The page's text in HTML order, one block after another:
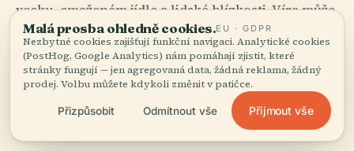
vosku, smaženém jídle a lidské blízkosti. Víra může
být vážná. A taky může tleskat.
Data Darbar v Lahore přijímá poutníky, prosebníky,
loudaly, matky s dětmi, studenty před zkouškami i
muže, jejichž tváře říkají, že už zkusili všechno
ostatní. Táž země, která si cení decoru, zná i
Malá prosba ohledně cookies.EU · GDPR
Nezbytné cookies zajišťují funkční navigaci. Analytické cookies
(PostHog, Google Analytics) nám pomáhají zjistit, které
stránky fungují — jen agregovaná data, žádná reklama, žádný
prodej. Volbu můžete kdykoli změnit v patičce.
Přizpůsobit Odmítnout vše Přijmout vše